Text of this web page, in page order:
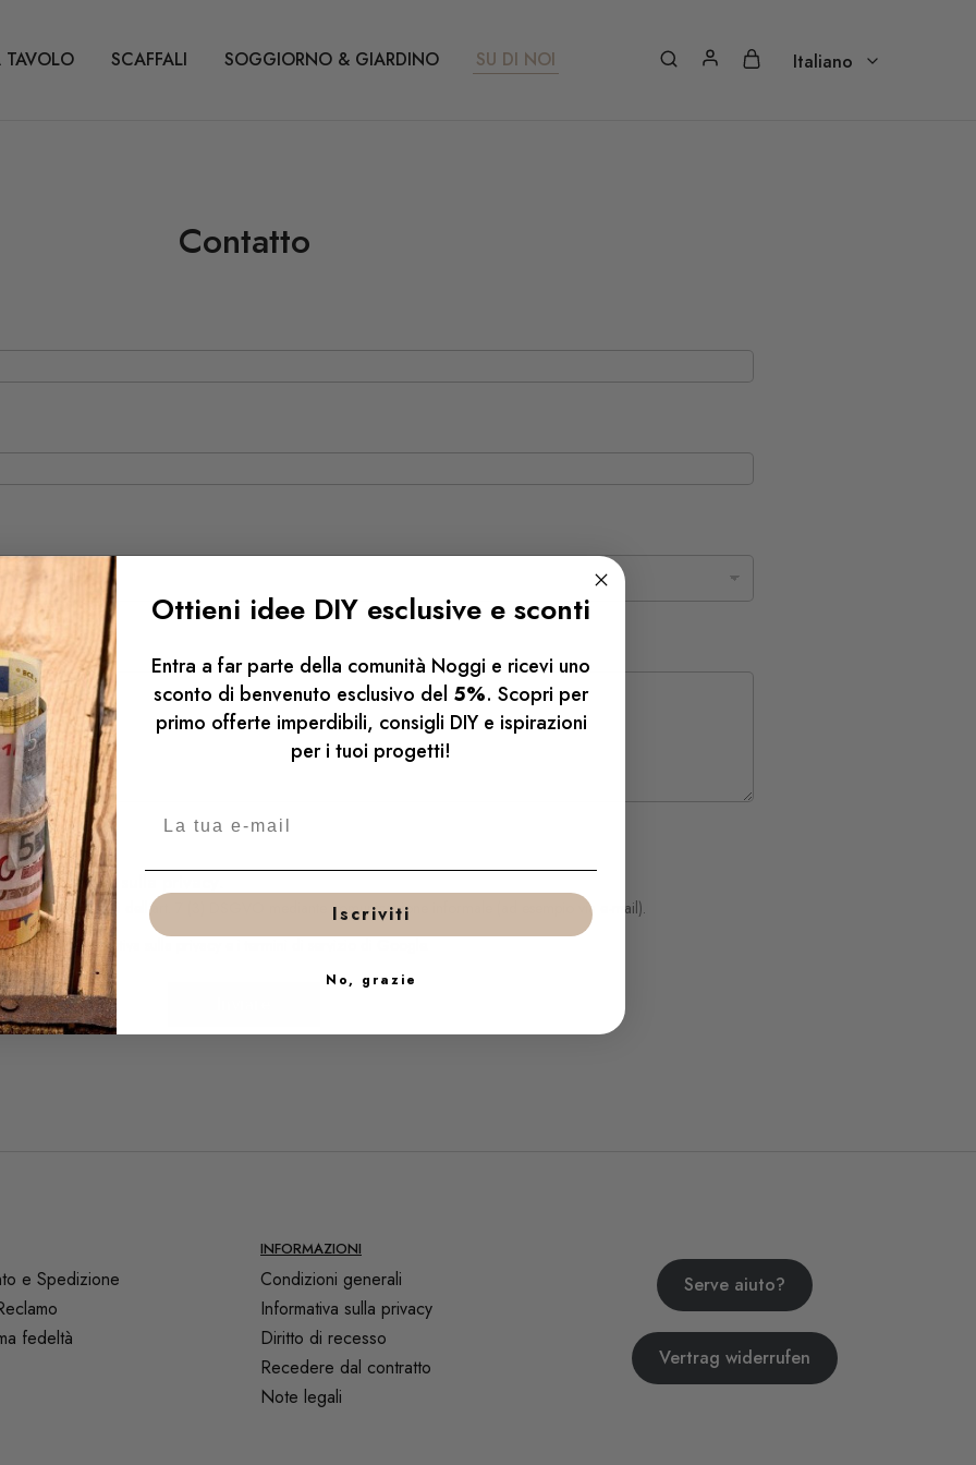
SCAFFALI SOGGIORNO & GIARDINO SU DI NOI Italiano
Contatto
sulla privacy
momento ai sensi dell'art. 7 (3) DSGVO mediante comunicazione informale (ad esempio via e-mail).
l'informativa sulla privacy
e Spedizione
fedeltà
INFORMAZIONI
Condizioni generali
Informativa sulla privacy
Diritto di recesso
Recedere dal contratto
Note legali
Serve aiuto?
Vertrag widerrufen
Ottieni idee DIY esclusive e sconti
Entra a far parte della comunità Noggi e ricevi uno
sconto di benvenuto esclusivo del 5%. Scopri per
primo offerte imperdibili, consigli DIY e ispirazioni
per i tuoi progetti!
Iscriviti
No, grazie